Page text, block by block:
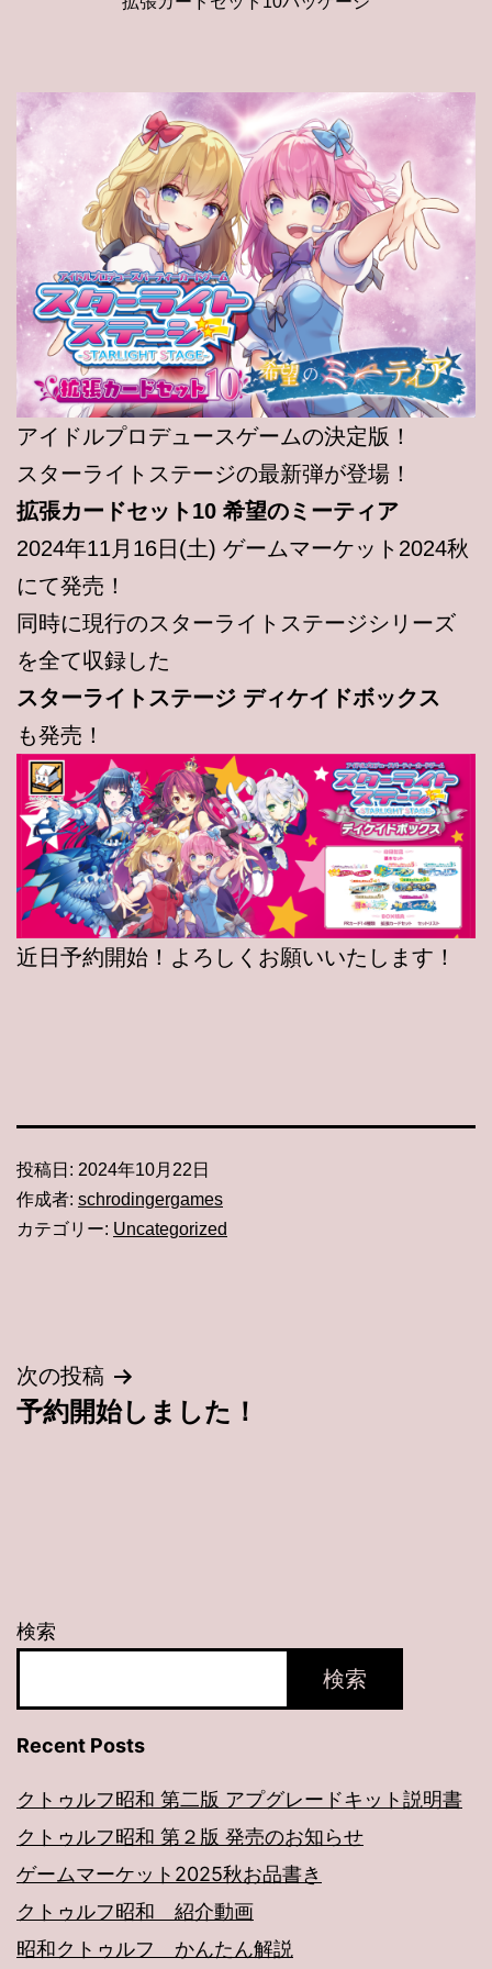
アイドルプロデュースゲームの決定版！
スターライトステージの最新弾が登場！
拡張カードセット10 希望のミーティア
2024年11月16日(土) ゲームマーケット2024秋
にて発売！
同時に現行のスターライトステージシリーズ
を全て収録した
スターライトステージ ディケイドボックス
も発売！
近日予約開始！よろしくお願いいたします！
投稿日: 2024年10月22日
作成者: schrodingergames
カテゴリー: Uncategorized
投
稿
ー
ョ
ン
次の投稿
予約開始しました！
検索
検索
Recent Posts
クトゥルフ昭和 第二版 アプグレードキット説明書
クトゥルフ昭和 第２版 発売のお知らせ
ゲームマーケット2025秋お品書き
クトゥルフ昭和 紹介動画
昭和クトゥルフ かんたん解説